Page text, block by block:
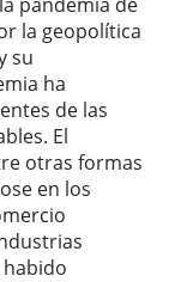
la geopolítica
su
ha
de las
El
otras formas
en los